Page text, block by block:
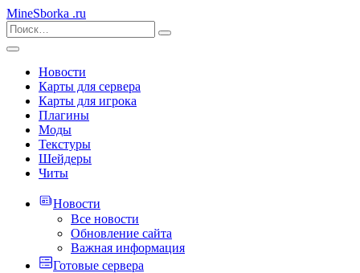
MineSborka .ru
Новости
Карты для сервера
Карты для игрока
Плагины
Моды
Текстуры
Шейдеры
Читы
Новости
Все новости
Обновление сайта
Важная информация
Готовые сервера